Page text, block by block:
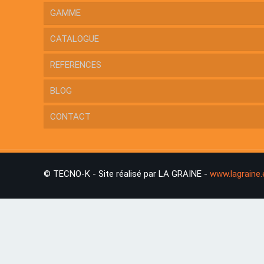
GAMME
CATALOGUE
REFERENCES
BLOG
CONTACT
© TECNO-K - Site réalisé par LA GRAINE -